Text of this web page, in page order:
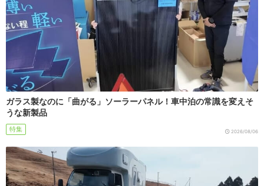
ガラス製なのに「曲がる」ソーラーパネル！車中泊の常識を変えそ
うな新製品
特集 2026/08/06